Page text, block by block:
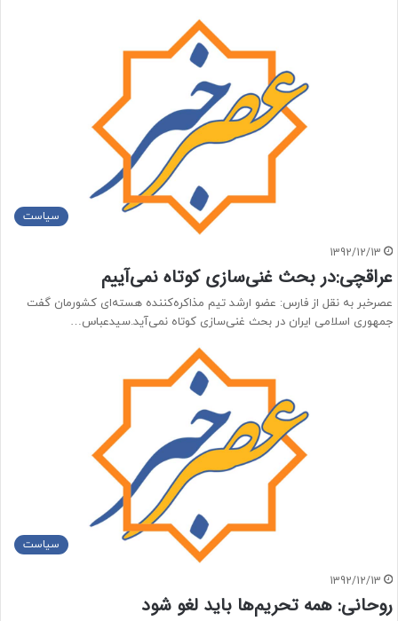
سیاست
1392/12/13
عراقچی:در بحث غنی‌سازی کوتاه نمی‌آییم
عصرخبر به نقل از فارس: عضو ارشد تیم مذاکره‌کننده هسته‌ای کشورمان گفت
جمهوری اسلامی ایران در بحث غنی‌سازی کوتاه نمی‌آید.سیدعباس…
سیاست
1392/12/13
روحانی: همه تحریم‌ها باید لغو شود